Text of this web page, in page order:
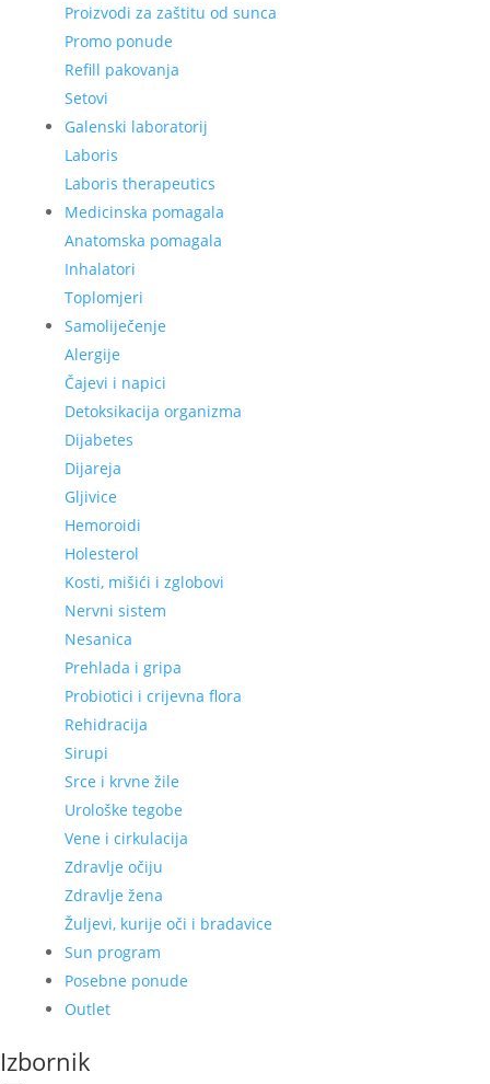
Proizvodi za zaštitu od sunca
Promo ponude
Refill pakovanja
Setovi
Galenski laboratorij
Laboris
Laboris therapeutics
Medicinska pomagala
Anatomska pomagala
Inhalatori
Toplomjeri
Samoliječenje
Alergije
Čajevi i napici
Detoksikacija organizma
Dijabetes
Dijareja
Gljivice
Hemoroidi
Holesterol
Kosti, mišići i zglobovi
Nervni sistem
Nesanica
Prehlada i gripa
Probiotici i crijevna flora
Rehidracija
Sirupi
Srce i krvne žile
Urološke tegobe
Vene i cirkulacija
Zdravlje očiju
Zdravlje žena
Žuljevi, kurije oči i bradavice
Sun program
Posebne ponude
Outlet
Izbornik